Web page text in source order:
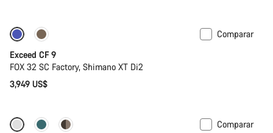
Tija telescópica
Comparar
Exceed CF 9
FOX 32 SC Factory, Shimano XT Di2
3,949 US$
Selección básica
Comparar